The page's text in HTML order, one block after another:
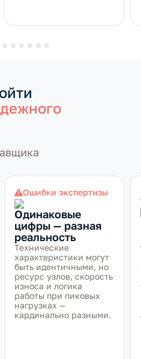
Ошибки экспертизы
Одинаковые
цифры — разная
реальность
Технические
характеристики могут
быть идентичными, но
ресурс узлов, скорость
износа и логика
работы при пиковых
нагрузках —
кардинально разными.